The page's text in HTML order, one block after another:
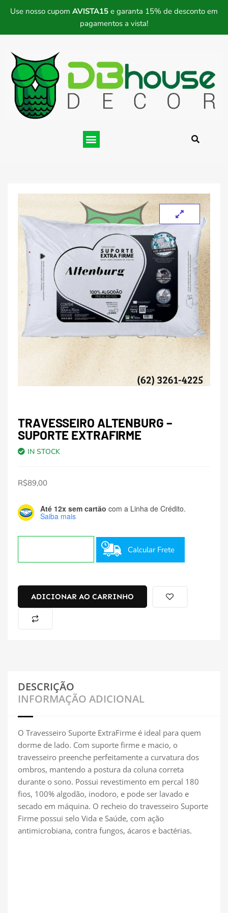
Use nosso cupom AVISTA15 e garanta 15% de desconto em
pagamentos a vista!
TRAVESSEIRO ALTENBURG –
SUPORTE EXTRAFIRME
IN STOCK
R$89,00
Até 12x sem cartão com a Linha de Crédito.
Saiba mais
Calcular Frete
ADICIONAR AO CARRINHO
DESCRIÇÃO
INFORMAÇÃO ADICIONAL
O Travesseiro Suporte ExtraFirme é ideal para quem
dorme de lado. Com suporte firme e macio, o
travesseiro preenche perfeitamente a curvatura dos
ombros, mantendo a postura da coluna correta
durante o sono. Possui revestimento em percal 180
fios, 100% algodão, inodoro, e pode ser lavado e
secado em máquina. O recheio do travesseiro Suporte
Firme possui selo Vida e Saúde, com ação
antimicrobiana, contra fungos, ácaros e bactérias.